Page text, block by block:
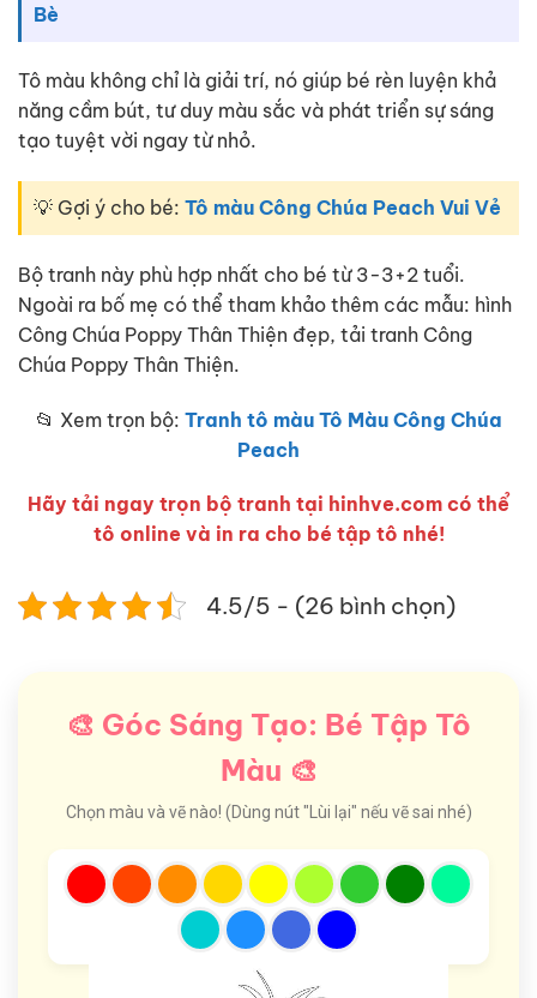
Bè
Tô màu không chỉ là giải trí, nó giúp bé rèn luyện khả
năng cầm bút, tư duy màu sắc và phát triển sự sáng
tạo tuyệt vời ngay từ nhỏ.
💡 Gợi ý cho bé: Tô màu Công Chúa Peach Vui Vẻ
Bộ tranh này phù hợp nhất cho bé từ 3-3+2 tuổi.
Ngoài ra bố mẹ có thể tham khảo thêm các mẫu: hình
Công Chúa Poppy Thân Thiện đẹp, tải tranh Công
Chúa Poppy Thân Thiện.
📂 Xem trọn bộ: Tranh tô màu Tô Màu Công Chúa
Peach
Hãy tải ngay trọn bộ tranh tại hinhve.com có thể
tô online và in ra cho bé tập tô nhé!
4.5/5 - (26 bình chọn)
🎨 Góc Sáng Tạo: Bé Tập Tô
Màu 🎨
Chọn màu và vẽ nào! (Dùng nút "Lùi lại" nếu vẽ sai nhé)